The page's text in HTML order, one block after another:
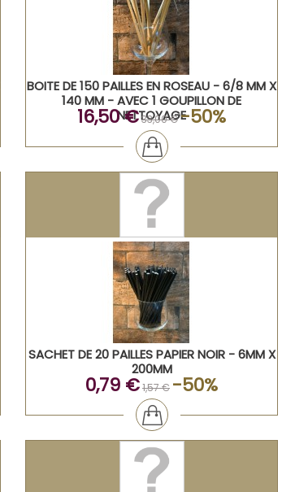
BOITE DE 150 PAILLES EN ROSEAU - 6/8 MM X
140 MM - AVEC 1 GOUPILLON DE
NETTOYAGE
16,50 €33,00 €-50%
SACHET DE 20 PAILLES PAPIER NOIR - 6MM X
200MM
0,79 €1,57 € -50%